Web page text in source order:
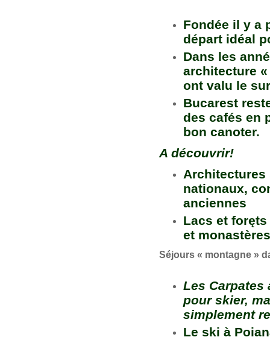
Fondée il y a
départ idéal
Dans les
architecture
ont valu le
Bucarest
des cafés en
bon canoter.
A découvrir!
Architectures
nationaux,
anciennes
Lacs et
et
Séjours « montagne »
Les Carpates
pour skier,
simplement
Le ski à